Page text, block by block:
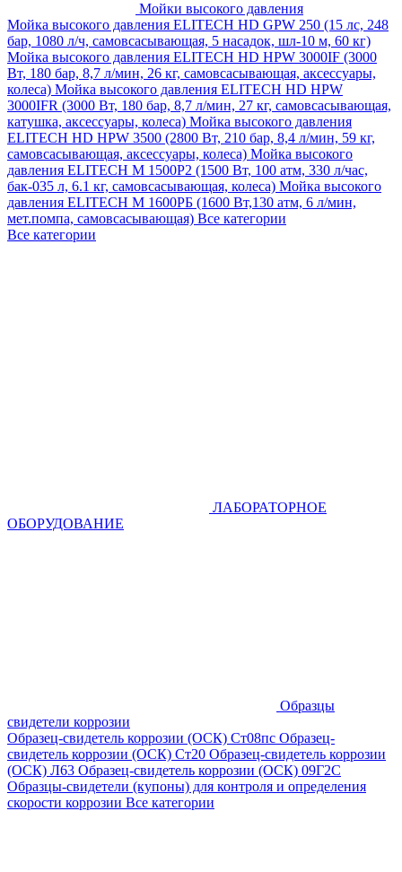
Мойки высокого давления
Мойка высокого давления ELITECH HD GPW 250 (15 лс, 248
бар, 1080 л/ч, самовсасывающая, 5 насадок, шл-10 м, 60 кг)
Мойка высокого давления ELITECH HD HPW 3000IF (3000
Вт, 180 бар, 8,7 л/мин, 26 кг, самовсасывающая, аксессуары,
колеса) Мойка высокого давления ELITECH HD HPW
3000IFR (3000 Вт, 180 бар, 8,7 л/мин, 27 кг, самовсасывающая,
катушка, аксессуары, колеса) Мойка высокого давления
ELITECH HD HPW 3500 (2800 Вт, 210 бар, 8,4 л/мин, 59 кг,
самовсасывающая, аксессуары, колеса) Мойка высокого
давления ELITECH M 1500P2 (1500 Вт, 100 атм, 330 л/час,
бак-035 л, 6.1 кг, самовсасывающая, колеса) Мойка высокого
давления ELITECH М 1600РБ (1600 Вт,130 атм, 6 л/мин,
мет.помпа, самовсасывающая) Все категории
Все категории
ЛАБОРАТОРНОЕ
ОБОРУДОВАНИЕ
Образцы
свидетели коррозии
Образец-свидетель коррозии (ОСК) Ст08пс Образец-
свидетель коррозии (ОСК) Ст20 Образец-свидетель коррозии
(ОСК) Л63 Образец-свидетель коррозии (ОСК) 09Г2С
Образцы-свидетели (купоны) для контроля и определения
скорости коррозии Все категории